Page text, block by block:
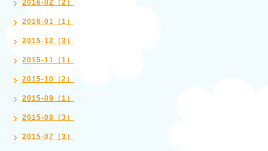
2016-02（2）
2016-01（1）
2015-12（3）
2015-11（1）
2015-10（2）
2015-09（1）
2015-08（3）
2015-07（3）